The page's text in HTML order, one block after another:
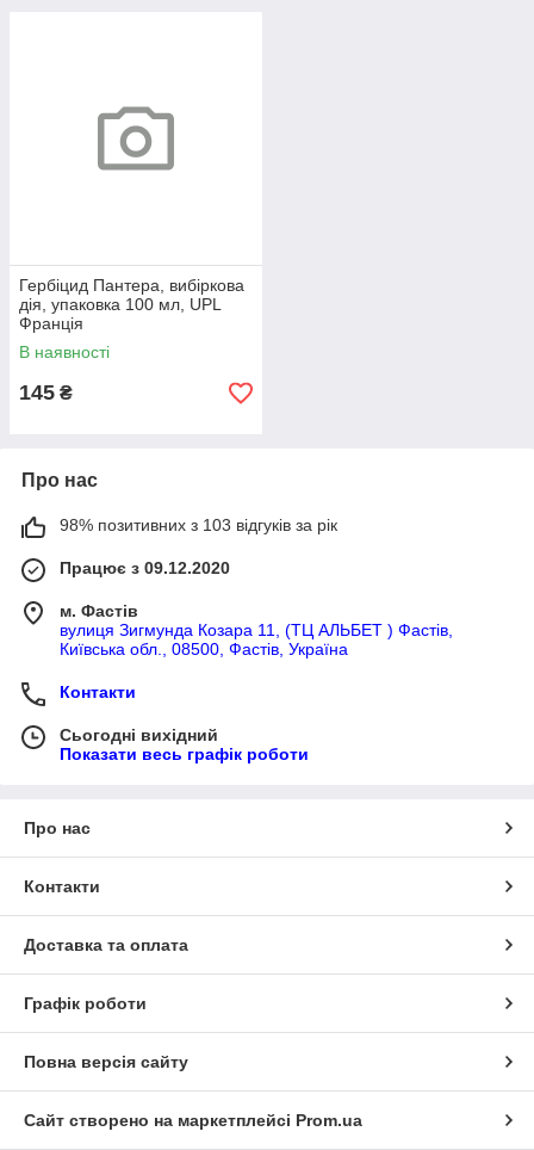
Гербіцид Пантера, вибіркова
дія, упаковка 100 мл, UPL
Франція
В наявності
145 ₴
Про нас
98% позитивних з 103 відгуків за рік
Працює з 09.12.2020
м. Фастів
вулиця Зигмунда Козара 11, (ТЦ АЛЬБЕТ ) Фастів,
Київська обл., 08500, Фастів, Україна
Контакти
Сьогодні вихідний
Показати весь графік роботи
Про нас
Контакти
Доставка та оплата
Графік роботи
Повна версія сайту
Сайт створено на маркетплейсі Prom.ua